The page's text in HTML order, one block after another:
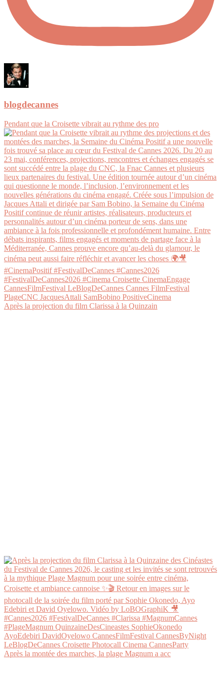
blogdecannes
Pendant que la Croisette vibrait au rythme des pro
Après la projection du film Clarissa à la Quinzain
Après la montée des marches, la plage Magnum a acc